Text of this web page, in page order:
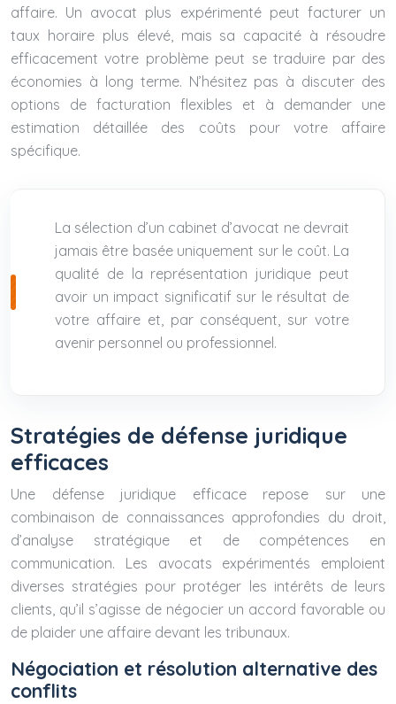
affaire. Un avocat plus expérimenté peut facturer un
taux horaire plus élevé, mais sa capacité à résoudre
efficacement votre problème peut se traduire par des
économies à long terme. N’hésitez pas à discuter des
options de facturation flexibles et à demander une
estimation détaillée des coûts pour votre affaire
spécifique.
La sélection d’un cabinet d’avocat ne devrait
jamais être basée uniquement sur le coût. La
qualité de la représentation juridique peut
avoir un impact significatif sur le résultat de
votre affaire et, par conséquent, sur votre
avenir personnel ou professionnel.
Stratégies de défense juridique
efficaces
Une défense juridique efficace repose sur une
combinaison de connaissances approfondies du droit,
d’analyse stratégique et de compétences en
communication. Les avocats expérimentés emploient
diverses stratégies pour protéger les intérêts de leurs
clients, qu’il s’agisse de négocier un accord favorable ou
de plaider une affaire devant les tribunaux.
Négociation et résolution alternative des
conflits